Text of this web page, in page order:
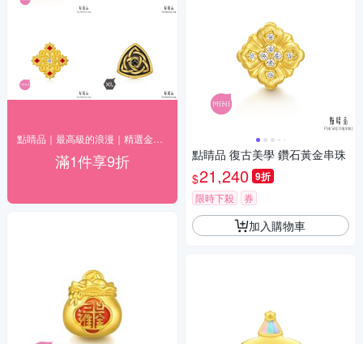
滿1件享9折
點睛品 復古美學 鑽石黃金串珠
$21,240 9折
限時下殺 券
加入購物車